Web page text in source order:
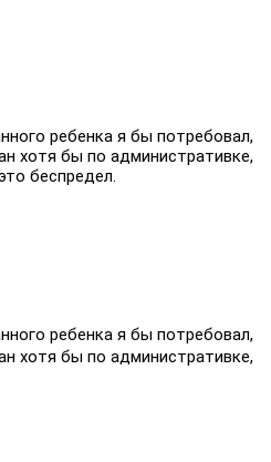
ребенка я бы потребовал,
хотя бы по административке,
беспредел.
ребенка я бы потребовал,
хотя бы по административке,